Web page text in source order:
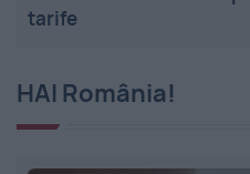
tarife
HAI România!